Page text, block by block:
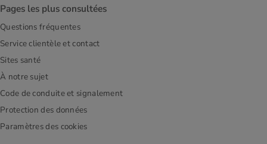
Pages les plus consultées
Questions fréquentes
Service clientèle et contact
Sites santé
À notre sujet
Code de conduite et signalement
Protection des données
Paramètres des cookies